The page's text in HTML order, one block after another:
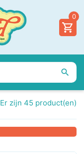
0

Er zijn 45 product(en)